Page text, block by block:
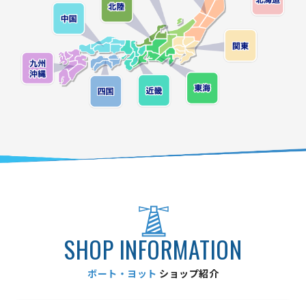
ボート・ヨット ショップ紹介
SHOP INFORMATION